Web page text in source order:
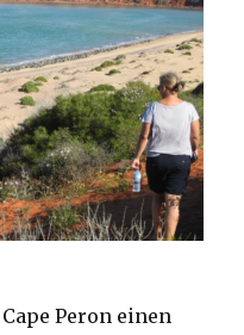
Peron einen